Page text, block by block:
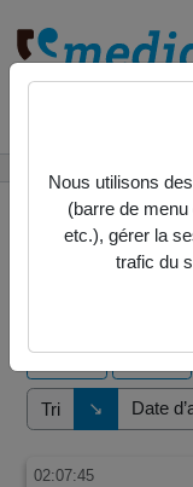
5 vidéos
Tri ↘
Direction de tri
02:07:45
Nous utilisons
(barre de
etc.), gérer la
trafic du